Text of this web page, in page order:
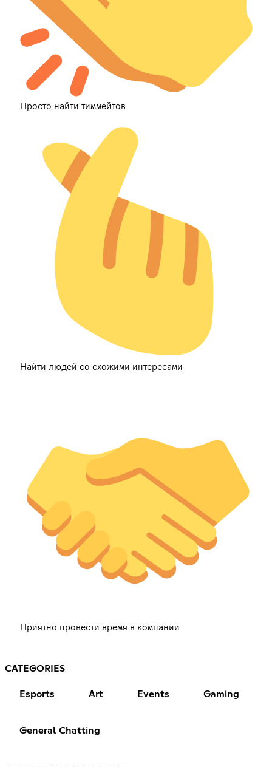
Просто найти тиммейтов
Найти людей со схожими интересами
Приятно провести время в компании
CATEGORIES
Esports Art Events Gaming
General Chatting